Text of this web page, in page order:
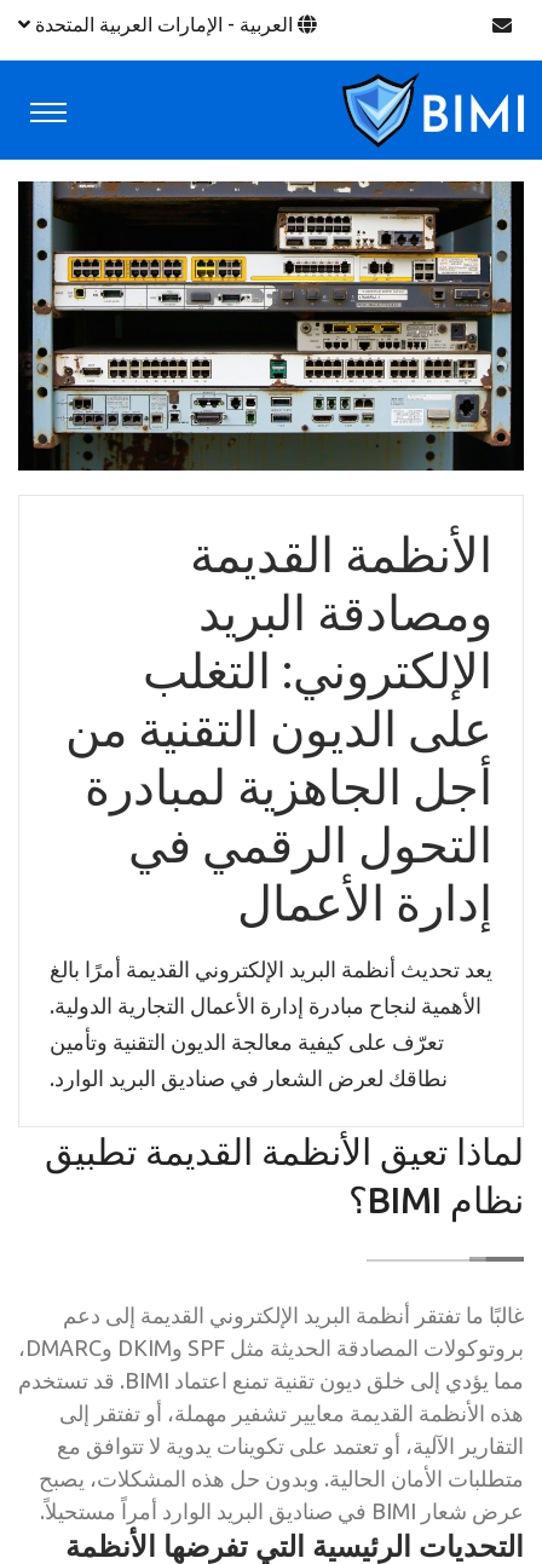
العربية - الإمارات العربية المتحدة
الأنظمة القديمة
ومصادقة البريد
الإلكتروني: التغلب
على الديون التقنية من
أجل الجاهزية لمبادرة
التحول الرقمي في
إدارة الأعمال
يعد تحديث أنظمة البريد الإلكتروني القديمة أمرًا بالغ
الأهمية لنجاح مبادرة إدارة الأعمال التجارية الدولية.
تعرّف على كيفية معالجة الديون التقنية وتأمين
نطاقك لعرض الشعار في صناديق البريد الوارد.
لماذا تعيق الأنظمة القديمة تطبيق
نظام BIMI؟
غالبًا ما تفتقر أنظمة البريد الإلكتروني القديمة إلى دعم
بروتوكولات المصادقة الحديثة مثل SPF وDKIM وDMARC،
مما يؤدي إلى خلق ديون تقنية تمنع اعتماد BIMI. قد تستخدم
هذه الأنظمة القديمة معايير تشفير مهملة، أو تفتقر إلى
التقارير الآلية، أو تعتمد على تكوينات يدوية لا تتوافق مع
متطلبات الأمان الحالية. وبدون حل هذه المشكلات، يصبح
عرض شعار BIMI في صناديق البريد الوارد أمراً مستحيلاً.
التحديات الرئيسية التي تفرضها الأنظمة